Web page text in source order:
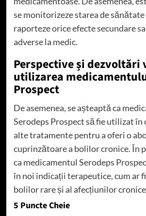
se monitorizeze starea de sănătate
raporteze orice efecte secundare
adverse la medic.
Perspective și dezvoltări
utilizarea
Prospect
De asemenea, se așteaptă ca
Serodeps Prospect să fie utilizat în
alte tratamente pentru a oferi o
cuprinzătoare a bolilor cronice. În
ca medicamentul Serodeps
în noi indicații terapeutice, cum ar
bolilor rare și al afecțiunilor
5 Puncte Cheie